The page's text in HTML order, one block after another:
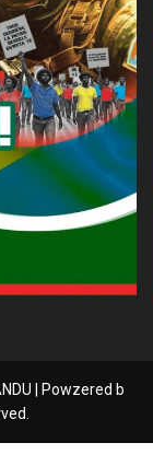
| Powzered b